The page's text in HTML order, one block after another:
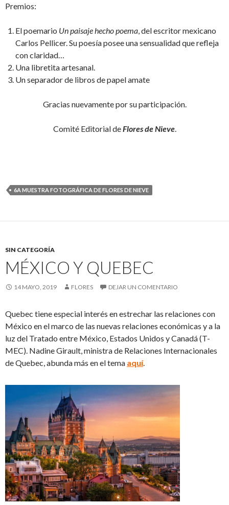
Premios:
El poemario Un paisaje hecho poema , del escritor mexicano
Carlos Pellicer. Su poesía posee una sensualidad que refleja
con claridad…
Una libretita artesanal.
Un separador de libros de papel amate
Gracias nuevamente por su participación.
Comité Editorial deFlores de Nieve.
6A MUESTRA FOTOGRÁFICA DE FLORES DE NIEVE
SIN CATEGORÍA
MÉXICO Y QUEBEC
14 MAYO, 2019 FLORES DEJAR UN COMENTARIO
Quebec tiene especial interés en estrechar las relaciones con
México en el marco de las nuevas relaciones económicas y a la
luz del Tratado entre México, Estados Unidos y Canadá (T-
MEC). Nadine Girault, ministra de Relaciones Internacionales
de Quebec, abunda más en el tema aquí.